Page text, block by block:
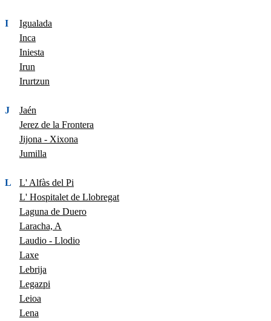
I
Igualada
Inca
Iniesta
Irun
Irurtzun
J
Jaén
Jerez de la Frontera
Jijona - Xixona
Jumilla
L
L' Alfàs del Pi
L' Hospitalet de Llobregat
Laguna de Duero
Laracha, A
Laudio - Llodio
Laxe
Lebrija
Legazpi
Leioa
Lena